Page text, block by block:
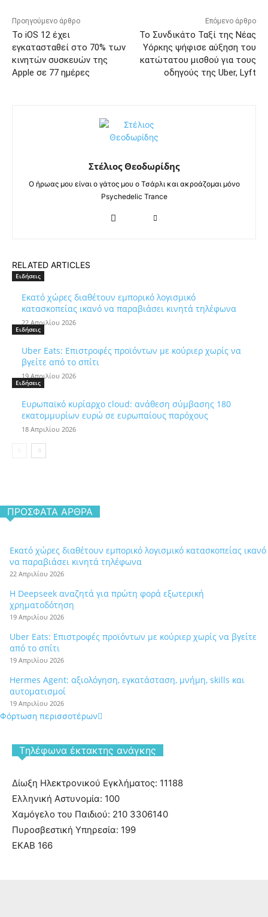
Προηγούμενο άρθρο
Το iOS 12 έχει
εγκατασταθεί στο 70% των
κινητών συσκευών της
Apple σε 77 ημέρες
Επόμενο άρθρο
Το Συνδικάτο Ταξί της Νέας
Υόρκης ψήφισε αύξηση του
κατώτατου μισθού για τους
οδηγούς της Uber, Lyft
Στέλιος Θεοδωρίδης
Ο ήρωας μου είναι ο γάτος μου ο Τσάρλι και ακροάζομαι μόνο
Psychedelic Trance
RELATED ARTICLES
Ειδήσεις
Εκατό χώρες διαθέτουν εμπορικό λογισμικό
κατασκοπείας ικανό να παραβιάσει κινητά τηλέφωνα
22 Απριλίου 2026
Ειδήσεις
Uber Eats: Επιστροφές προϊόντων με κούριερ χωρίς να
βγείτε από το σπίτι
19 Απριλίου 2026
Ειδήσεις
Ευρωπαϊκό κυρίαρχο cloud: ανάθεση σύμβασης 180
εκατομμυρίων ευρώ σε ευρωπαίους παρόχους
18 Απριλίου 2026
ΠΡΌΣΦΑΤΑ ΆΡΘΡΑ
Εκατό χώρες διαθέτουν εμπορικό λογισμικό κατασκοπείας ικανό
να παραβιάσει κινητά τηλέφωνα
22 Απριλίου 2026
Η Deepseek αναζητά για πρώτη φορά εξωτερική
χρηματοδότηση
19 Απριλίου 2026
Uber Eats: Επιστροφές προϊόντων με κούριερ χωρίς να βγείτε
από το σπίτι
19 Απριλίου 2026
Hermes Agent: αξιολόγηση, εγκατάσταση, μνήμη, skills και
αυτοματισμοί
19 Απριλίου 2026
Φόρτωση περισσοτέρων
Tηλέφωνα έκτακτης ανάγκης
Δίωξη Ηλεκτρονικού Εγκλήματος: 11188
Ελληνική Αστυνομία: 100
Χαμόγελο του Παιδιού: 210 3306140
Πυροσβεστική Υπηρεσία: 199
ΕΚΑΒ 166